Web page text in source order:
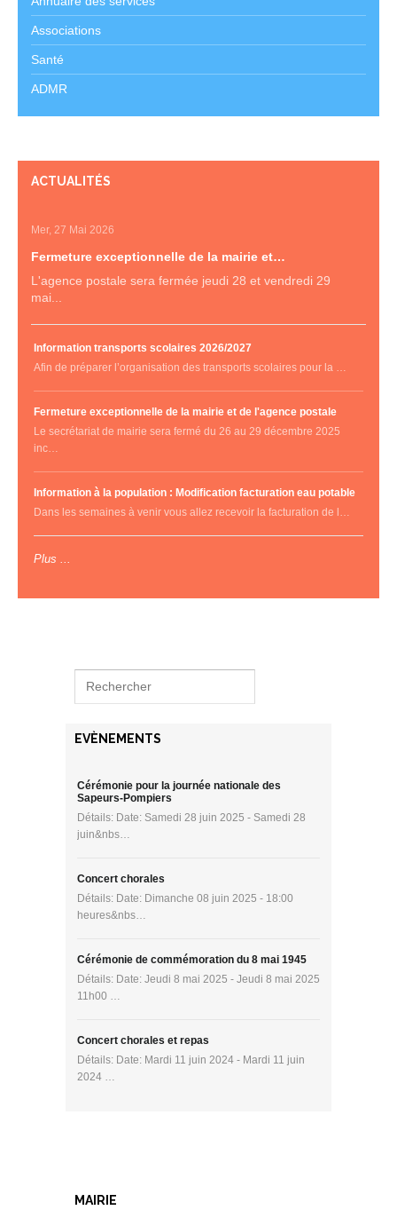
Associations
Santé
ADMR
ACTUALITÉS
Mer, 27 Mai 2026
Fermeture exceptionnelle de la mairie et…
L'agence postale sera fermée jeudi 28 et vendredi 29
mai...
Information transports scolaires 2026/2027
Afin de préparer l’organisation des transports scolaires pour la …
Fermeture exceptionnelle de la mairie et de l'agence postale
Le secrétariat de mairie sera fermé du 26 au 29 décembre 2025
inc…
Information à la population : Modification facturation eau potable
Dans les semaines à venir vous allez recevoir la facturation de l…
Plus ...
EVÈNEMENTS
Cérémonie pour la journée nationale des
Sapeurs-Pompiers
Détails: Date: Samedi 28 juin 2025 - Samedi 28
juin&nbs…
Concert chorales
Détails: Date: Dimanche 08 juin 2025 - 18:00
heures&nbs…
Cérémonie de commémoration du 8 mai 1945
Détails: Date: Jeudi 8 mai 2025 - Jeudi 8 mai 2025
11h00 …
Concert chorales et repas
Détails: Date: Mardi 11 juin 2024 - Mardi 11 juin
2024 …
MAIRIE